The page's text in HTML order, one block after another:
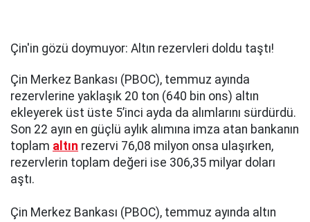
Çin'in gözü doymuyor: Altın rezervleri doldu taştı!
Çin Merkez Bankası (PBOC), temmuz ayında
rezervlerine yaklaşık 20 ton (640 bin ons) altın
ekleyerek üst üste 5’inci ayda da alımlarını sürdürdü.
Son 22 ayın en güçlü aylık alımına imza atan bankanın
toplam altın rezervi 76,08 milyon onsa ulaşırken,
rezervlerin toplam değeri ise 306,35 milyar doları
aştı.
Çin Merkez Bankası (PBOC), temmuz ayında altın